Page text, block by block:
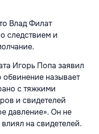
Влад Филат
следствием и
Игорь Попа заявил
обвинение называет
с тяжкими
и свидетелей
давление». Он не
на свидетелей.